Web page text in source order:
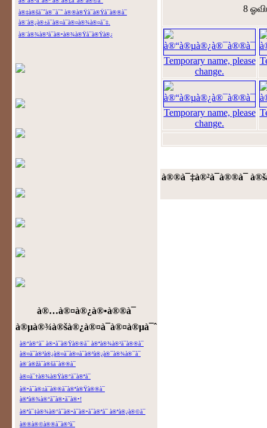
à®‡à®šà¯ˆà®¯à¯ˆ à®®à®Ÿà¯à®Ÿà¯à®®à¯
à®¨à®¿à®±à¯à®¤à¯à®¤à®¾à®¤à¯‡.
à®¨à®¾à®³à¯à®•à®¾à®Ÿà¯à®Ÿà®¿
à®…à®¤à®¿à®•à®®à¯
à®µà®¾à®šà®¿à®¤à¯à®¤à®µà¯ˆ
à®“à®°à¯ à®•à¯à®Ÿà®®à¯ à®ªà®¾à®²à¯à®®à¯
à®¤à¯à®³à®¿à®¤à¯à®¤à¯à®³à®¿à®¯à®¾à®¯à¯
à®¨à®žà¯à®šà¯à®®à¯
à®¤à¯†à®¾à®Ÿà®°à¯à®ªà¯
à®•à¯à®±à¯à®®à¯à®ªà®Ÿà®®à¯
à®ªà®¾à®°à¯à®•à¯à®•!
à®ªà¯‡à®¾à®°à¯à®•à¯à®•à¯à®ªà¯ à®ªà®¿à®©à¯
à®®à®©à®®à¯à®³à¯
8
Temporary name, please
change.
Temporary name, please
change.
à®®à¯‡à®²à¯à®®à¯